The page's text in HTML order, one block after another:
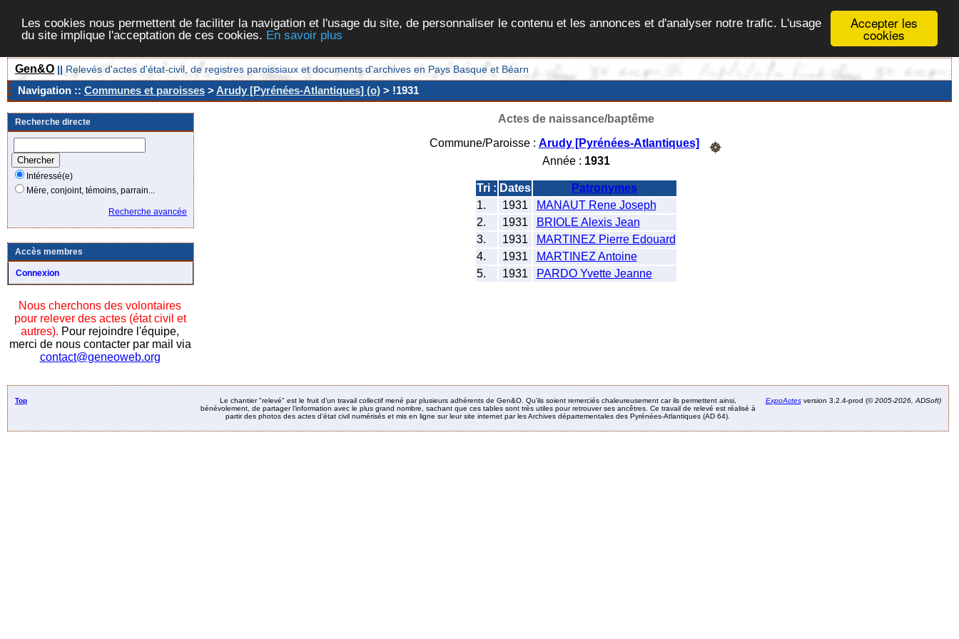
Accepter les
cookies
Les cookies nous permettent de faciliter la navigation et l'usage du site, de personnaliser le contenu et les annonces et d'analyser notre trafic. L'usage
du site implique l'acceptation de ces cookies. En savoir plus
Gen&O || Relevés d'actes d'état-civil, de registres paroissiaux et documents d'archives en Pays Basque et Béarn
Navigation :: Communes et paroisses >Arudy [Pyrénées-Atlantiques] (o) > !1931
Recherche directe
Intéressé(e)
Mère, conjoint, témoins, parrain...
Recherche avancée
Accès membres
Connexion
Nous cherchons des volontaires
pour relever des actes (état civil et
autres). Pour rejoindre l'équipe,
merci de nous contacter par mail via
contact@geneoweb.org
Actes de naissance/baptême
Commune/Paroisse : Arudy [Pyrénées-Atlantiques]
Année : 1931
Tri : Dates
Patronymes
1.
1931
MANAUT Rene Joseph
2.
1931
BRIOLE Alexis Jean
3.
1931
MARTINEZ Pierre Edouard
4.
1931
MARTINEZ Antoine
5.
1931 PARDO Yvette Jeanne
Top
Le chantier "relevé" est le fruit d’un travail collectif mené par plusieurs adhérents de Gen&O. Qu’ils soient remerciés chaleureusement car ils permettent ainsi,
bénévolement, de partager l’information avec le plus grand nombre, sachant que ces tables sont très utiles pour retrouver ses ancêtres. Ce travail de relevé est réalisé à
partir des photos des actes d’état civil numérisés et mis en ligne sur leur site internet par les Archives départementales des Pyrénées-Atlantiques (AD 64).
ExpoActesversion 3.2.4-prod (©2005-2026, ADSoft)